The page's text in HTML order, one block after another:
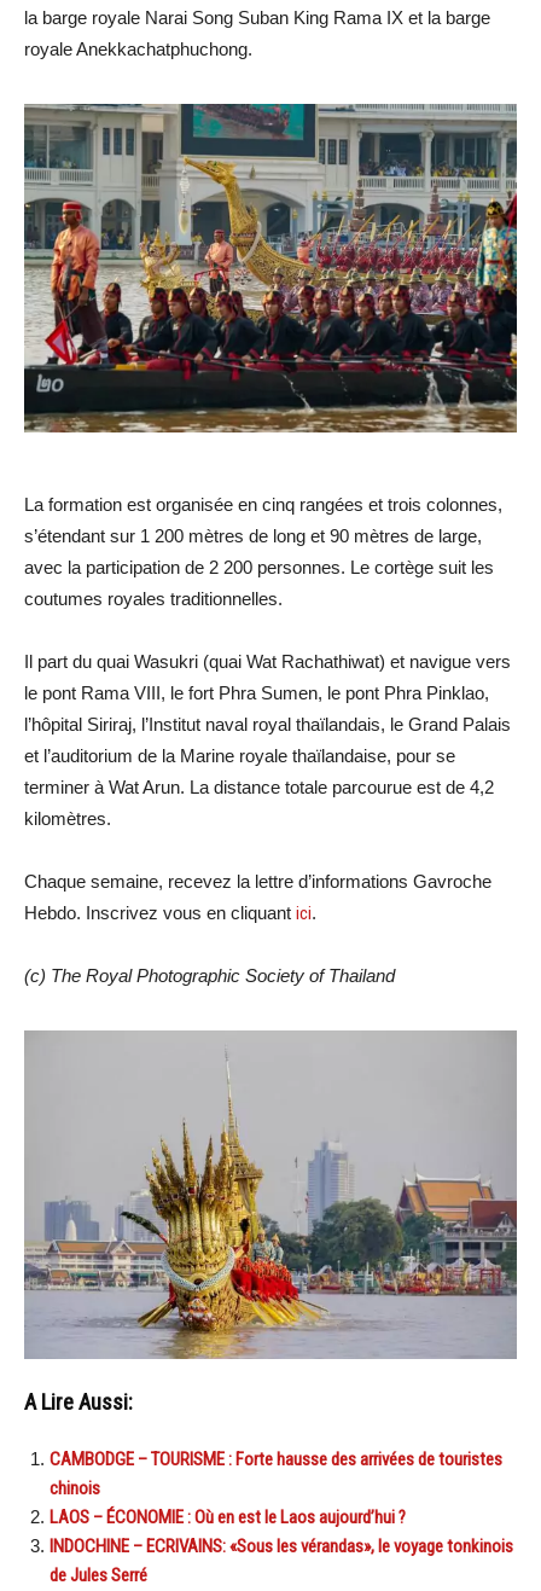
la barge royale Narai Song Suban King Rama IX et la barge
royale Anekkachatphuchong.
La formation est organisée en cinq rangées et trois colonnes,
s’étendant sur 1 200 mètres de long et 90 mètres de large,
avec la participation de 2 200 personnes. Le cortège suit les
coutumes royales traditionnelles.
Il part du quai Wasukri (quai Wat Rachathiwat) et navigue vers
le pont Rama VIII, le fort Phra Sumen, le pont Phra Pinklao,
l’hôpital Siriraj, l’Institut naval royal thaïlandais, le Grand Palais
et l’auditorium de la Marine royale thaïlandaise, pour se
terminer à Wat Arun. La distance totale parcourue est de 4,2
kilomètres.
Chaque semaine, recevez la lettre d’informations Gavroche
Hebdo. Inscrivez vous en cliquant ici.
(c) The Royal Photographic Society of Thailand
A Lire Aussi:
CAMBODGE – TOURISME : Forte hausse des arrivées de touristes
chinois
LAOS – ÉCONOMIE : Où en est le Laos aujourd’hui ?
INDOCHINE – ECRIVAINS: «Sous les vérandas», le voyage tonkinois
de Jules Serré